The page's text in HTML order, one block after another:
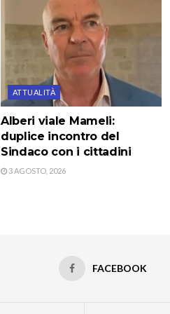
ATTUALITÀ
Alberi viale Mameli:
duplice incontro del
Sindaco con i cittadini
3 AGOSTO, 2026
FACEBOOK